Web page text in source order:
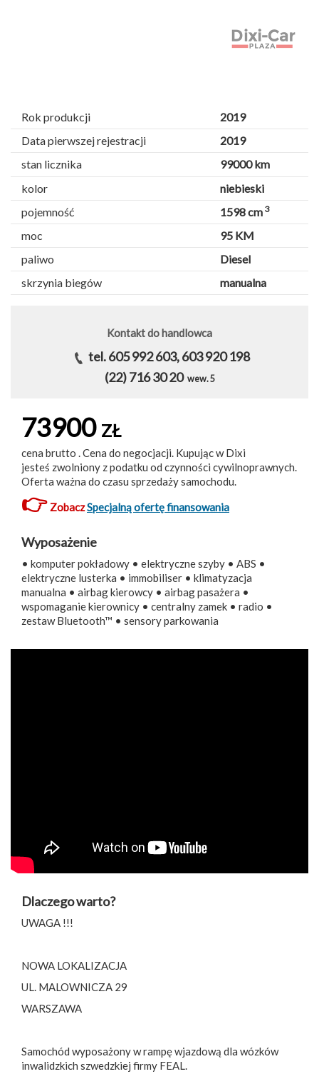
Rok produkcji
2019
Data pierwszej rejestracji
2019
stan licznika
99000 km
kolor
niebieski
pojemność
1598 cm 3
moc
95 KM
paliwo
Diesel
skrzynia biegów
manualna
Kontakt do handlowca
tel. 605 992 603, 603 920 198
(22) 716 30 20 wew. 5
73900 ZŁ
cena brutto . Cena do negocjacji. Kupując w Dixi
jesteś zwolniony z podatku od czynności cywilnoprawnych.
Oferta ważna do czasu sprzedaży samochodu.
👉ZobaczSpecjalną ofertę finansowania
Wyposażenie
• komputer pokładowy • elektryczne szyby • ABS •
elektryczne lusterka • immobiliser • klimatyzacja
manualna • airbag kierowcy • airbag pasażera •
wspomaganie kierownicy • centralny zamek • radio •
zestaw Bluetooth™ • sensory parkowania
Dlaczego warto?
UWAGA !!!
NOWA LOKALIZACJA
UL. MALOWNICZA 29
WARSZAWA
Samochód wyposażony w rampę wjazdową dla wózków
inwalidzkich szwedzkiej firmy FEAL.